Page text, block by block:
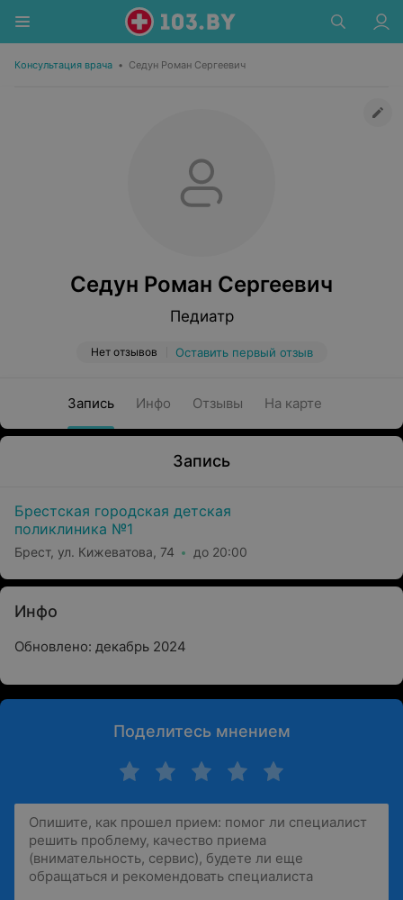
Консультация врача • Седун Роман Сергеевич
Седун Роман Сергеевич
Педиатр
Нет отзывов Оставить первый отзыв
Запись Инфо Отзывы На карте
Запись
Брестская городская детская
поликлиника №1
Брест, ул. Кижеватова, 74 до 20:00
Инфо
Обновлено: декабрь 2024
Поделитесь мнением